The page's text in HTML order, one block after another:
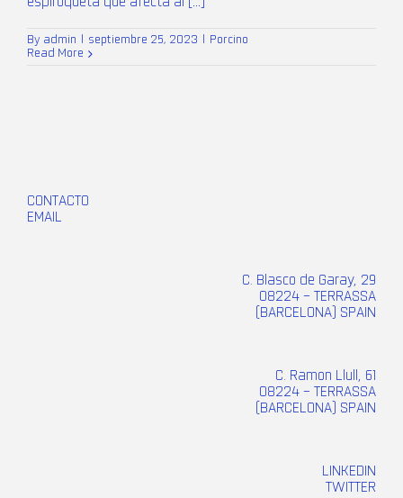
By admin septiembre 25, 2023
Porcino
Read More
CONTACTO
EMAIL
C. Blasco de Garay, 29
08224 – TERRASSA
(BARCELONA) SPAIN
C. Ramon Llull, 61
08224 – TERRASSA
(BARCELONA) SPAIN
LINKEDIN
TWITTER